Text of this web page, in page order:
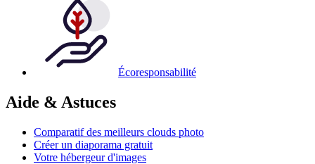
Écoresponsabilité
Aide & Astuces
Comparatif des meilleurs clouds photo
Créer un diaporama gratuit
Votre hébergeur d'images